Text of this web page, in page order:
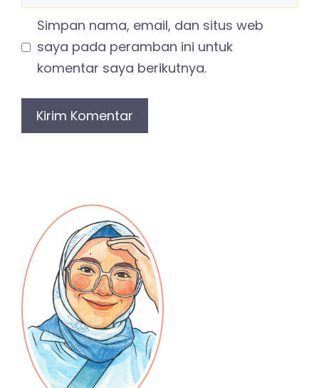
Simpan nama, email, dan situs web
saya pada peramban ini untuk
komentar saya berikutnya.